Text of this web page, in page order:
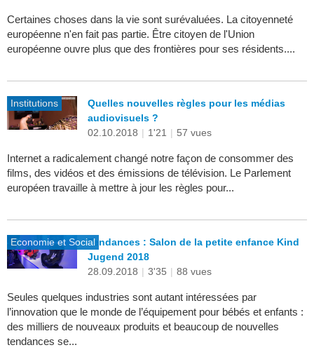
Certaines choses dans la vie sont surévaluées. La citoyenneté
européenne n'en fait pas partie. Être citoyen de l'Union
européenne ouvre plus que des frontières pour ses résidents....
Institutions
Quelles nouvelles règles pour les médias
audiovisuels ?
02.10.2018 | 1'21 | 57 vues
Internet a radicalement changé notre façon de consommer des
films, des vidéos et des émissions de télévision. Le Parlement
européen travaille à mettre à jour les règles pour...
Economie et SocialTendances : Salon de la petite enfance Kind
Jugend 2018
28.09.2018 | 3'35 | 88 vues
Seules quelques industries sont autant intéressées par
l’innovation que le monde de l’équipement pour bébés et enfants :
des milliers de nouveaux produits et beaucoup de nouvelles
tendances se...